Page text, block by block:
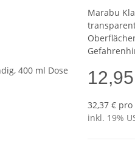
Marabu
32,37 € pro
inkl. 19%